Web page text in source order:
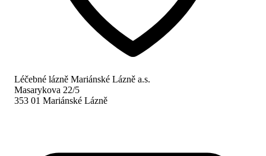
Léčebné lázně Mariánské Lázně a.s.
Masarykova 22/5
353 01 Mariánské Lázně